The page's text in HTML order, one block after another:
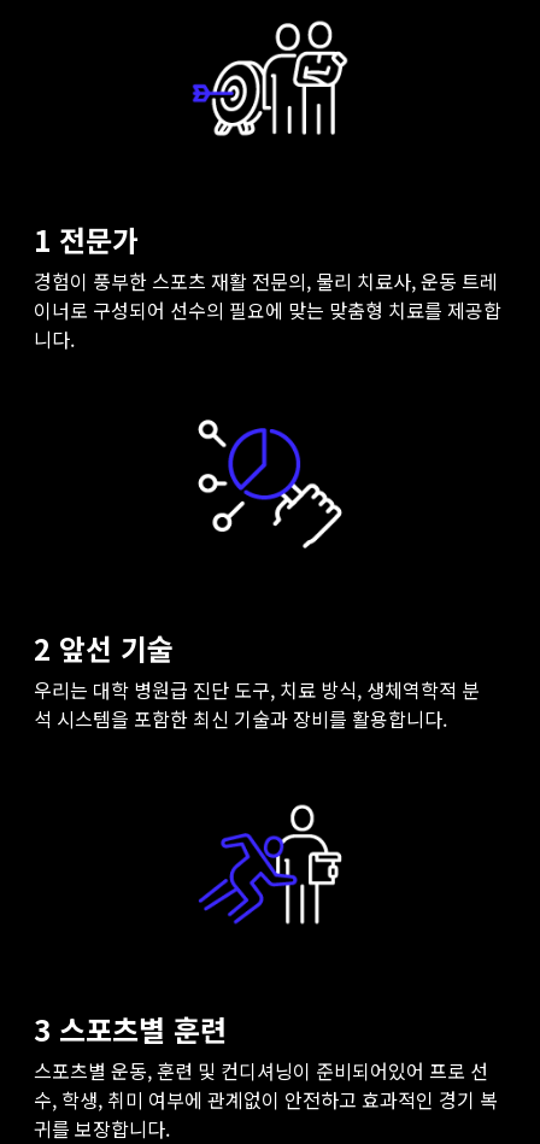
1 전문가
경험이 풍부한스포츠 재활 전문의, 물리 치료사,운동 트레
이너로 구성되어 선수의 필요에 맞는 맞춤형 치료를 제공합
니다.
2 앞선 기술
우리는 대학 병원급 진단 도구, 치료 방식, 생체역학적 분
석 시스템을 포함한 최신 기술과 장비를 활용합니다.
3 스포츠별 훈련
스포츠별 운동,훈련 및 컨디셔닝이 준비되어있어 프로 선
수, 학생, 취미 여부에 관계없이 안전하고 효과적인 경기 복
귀를 보장합니다.